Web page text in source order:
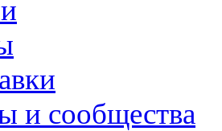
и сообщества